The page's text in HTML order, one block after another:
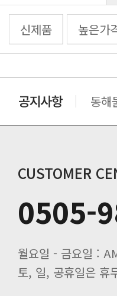
신제품 높은가
동해
동해
동해
동
동해
CUSTOMER
0505-
월요일 - 금요일 :
토, 일, 공휴일은 휴